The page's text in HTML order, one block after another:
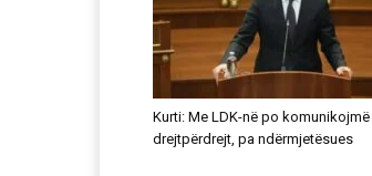
Kurti: Me LDK-në po komunikojmë
drejtpërdrejt, pa ndërmjetësues